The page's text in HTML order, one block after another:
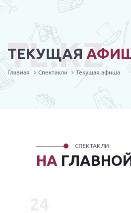
ТЕКУЩАЯ
TL.KZ
Главная Спектакли Текущая афиша
НА
СПЕКТАКЛИ